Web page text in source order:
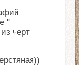
"
черт